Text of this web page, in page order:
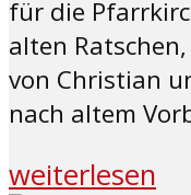
für die
alten
von Christian
nach altem
weiterlesen